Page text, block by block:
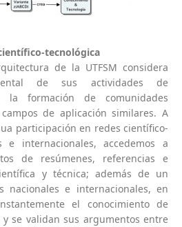
tecnológica
de la UTFSM considera
de sus actividades de
la formación de comunidades
de aplicación similares. A
participación en redes científico-
e internacionales, accedemos a
de resúmenes, referencias e
y técnica; además de un
nacionales e internacionales, en
el conocimiento de
se validan sus argumentos entre